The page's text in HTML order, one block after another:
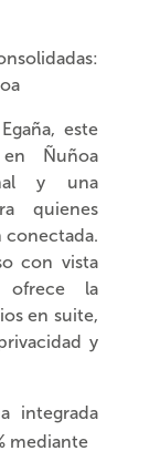
este
Ñuñoa
y una
quienes
conectada.
con vista
ofrece la
en suite,
y
integrada
práctica,
mediante